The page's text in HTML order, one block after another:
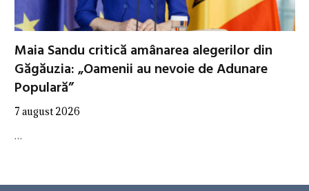
Maia Sandu critică amânarea alegerilor din
Găgăuzia: „Oamenii au nevoie de Adunare
Populară”
7 august 2026
…